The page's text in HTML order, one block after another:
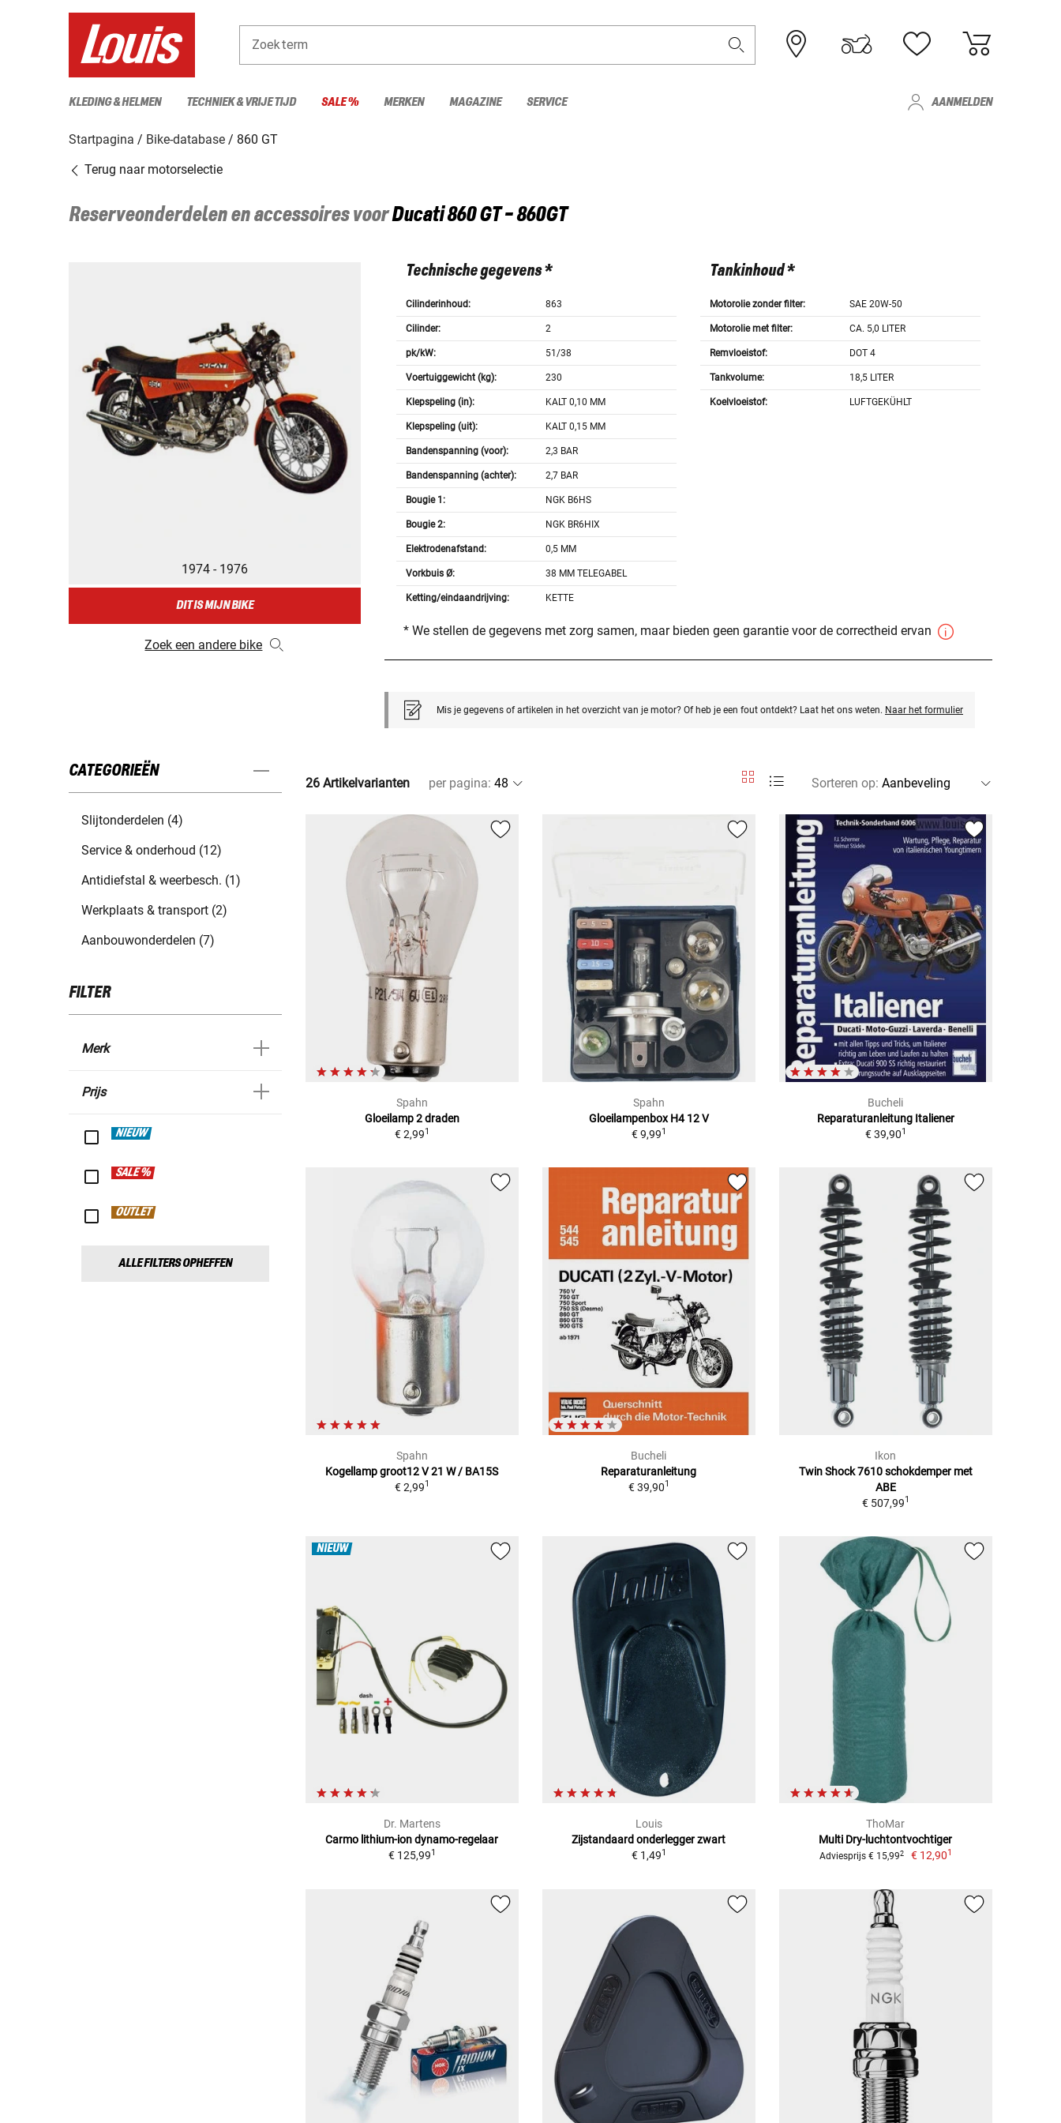
Zoekterm
KLEDING & HELMEN TECHNIEK & VRIJE TIJD SALE % MERKEN MAGAZINE SERVICE AANMELDEN
Startpagina Bike-database
860 GT
Terug naar motorselectie
Reserveonderdelen en accessoires voorDucati860 GT - 860GT
1974 - 1976
DIT IS MIJN BIKE
Zoek een andere bike
Technische gegevens *
Cilinderinhoud: 863
Cilinder: 2
pk/kW: 51/38
Voertuiggewicht (kg): 230
Klepspeling (in): KALT 0,10 MM
Klepspeling (uit): KALT 0,15 MM
Bandenspanning (voor): 2,3 BAR
Bandenspanning (achter): 2,7 BAR
Bougie 1: NGK B6HS
Bougie 2: NGK BR6HIX
Elektrodenafstand: 0,5 MM
Vorkbuis Ø: 38 MM TELEGABEL
Ketting/eindaandrijving: KETTE
Tankinhoud *
Motorolie zonder filter: SAE 20W-50
Motorolie met filter: CA. 5,0 LITER
Remvloeistof: DOT 4
Tankvolume: 18,5 LITER
Koelvloeistof: LUFTGEKÜHLT
* We stellen de gegevens met zorg samen, maar bieden geen garantie voor de correctheid ervan
Mis je gegevens of artikelen in het overzicht van je motor? Of heb je een fout ontdekt? Laat het ons weten. Naar het formulier
CATEGORIEËN
Slijtonderdelen (4)
Service & onderhoud (12)
Antidiefstal & weerbesch. (1)
Werkplaats & transport (2)
Aanbouwonderdelen (7)
FILTER
Merk
Prijs
NIEUW
SALE %
OUTLET
ALLE FILTERS OPHEFFEN
26 Artikelvarianten per pagina: Sorteren op:
Spahn
Gloeilamp 2 draden
€ 2,991
Spahn
Gloeilampenbox H4 12 V
€ 9,991
Bucheli
Reparaturanleitung Italiener
€ 39,901
Spahn
Kogellamp groot12 V 21 W / BA15S
€ 2,991
Bucheli
Reparaturanleitung
€ 39,901
Ikon
Twin Shock 7610 schokdemper met
ABE
€ 507,991
NIEUW
Dr. Martens
Carmo lithium-ion dynamo-regelaar
€ 125,991
Louis
Zijstandaard onderlegger zwart
€ 1,491
ThoMar
Multi Dry-luchtontvochtiger
Adviesprijs € 15,992 € 12,901